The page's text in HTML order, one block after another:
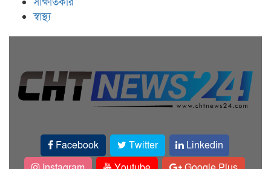
স্বাস্থ্য
Facebook Twitter
Linkedin